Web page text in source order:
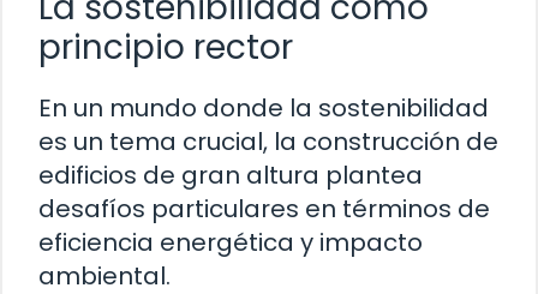
principio rector
En un mundo donde la sostenibilidad
es un tema crucial, la construcción de
edificios de gran altura plantea
desafíos particulares en términos de
eficiencia energética y impacto
ambiental.